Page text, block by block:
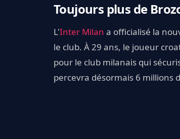
Toujours plus de
L'Inter Milan a officialisé la
le club. À 29 ans, le joueur
pour le club milanais qui
percevra désormais 6 millions